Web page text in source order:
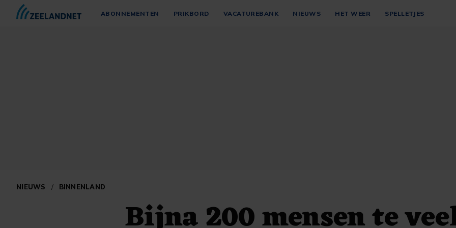
ABONNEMENTEN PRIKBORD VACATUREBANK NIEUWS HET WEER SPELLETJES
NIEUWS / BINNENLAND